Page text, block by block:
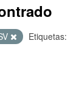
Etiquetas: